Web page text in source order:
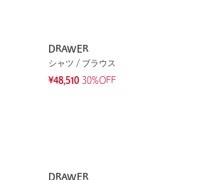
DRAWER
シャツ / ブラウス
¥48,510 30%OFF
DRAWER